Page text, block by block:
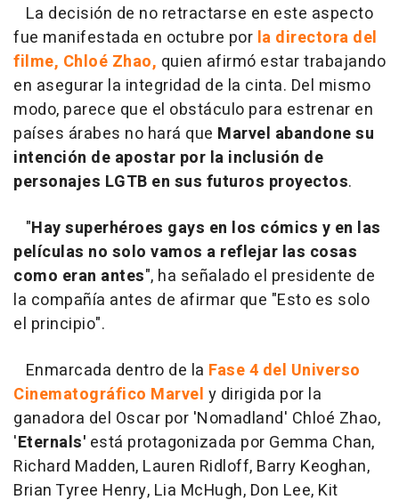
La decisión de no retractarse en este aspecto
fue manifestada en octubre por la directora del
filme, Chloé Zhao, quien afirmó estar trabajando
en asegurar la integridad de la cinta. Del mismo
modo, parece que el obstáculo para estrenar en
países árabes no hará que Marvel abandone su
intención de apostar por la inclusión de
personajes LGTB en sus futuros proyectos.
"Hay superhéroes gays en los cómics y en las
películas no solo vamos a reflejar las cosas
como eran antes", ha señalado el presidente de
la compañía antes de afirmar que "Esto es solo
el principio".
Enmarcada dentro de la Fase 4 del Universo
Cinematográfico Marvel y dirigida por la
ganadora del Oscar por 'Nomadland' Chloé Zhao,
'Eternals' está protagonizada por Gemma Chan,
Richard Madden, Lauren Ridloff, Barry Keoghan,
Brian Tyree Henry, Lia McHugh, Don Lee, Kit